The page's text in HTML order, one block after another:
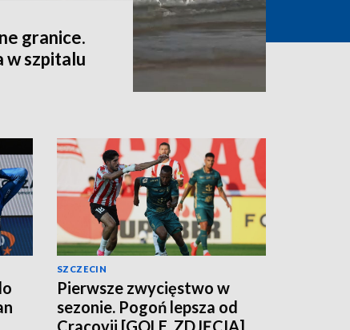
granice.
w szpitalu
SZCZECIN
Pierwsze zwycięstwo w
sezonie. Pogoń lepsza od
Cracovii [GOLE, ZDJĘCIA]